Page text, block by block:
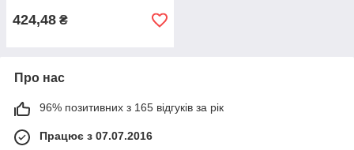
424,48 ₴
Про нас
96% позитивних з 165 відгуків за рік
Працює з 07.07.2016